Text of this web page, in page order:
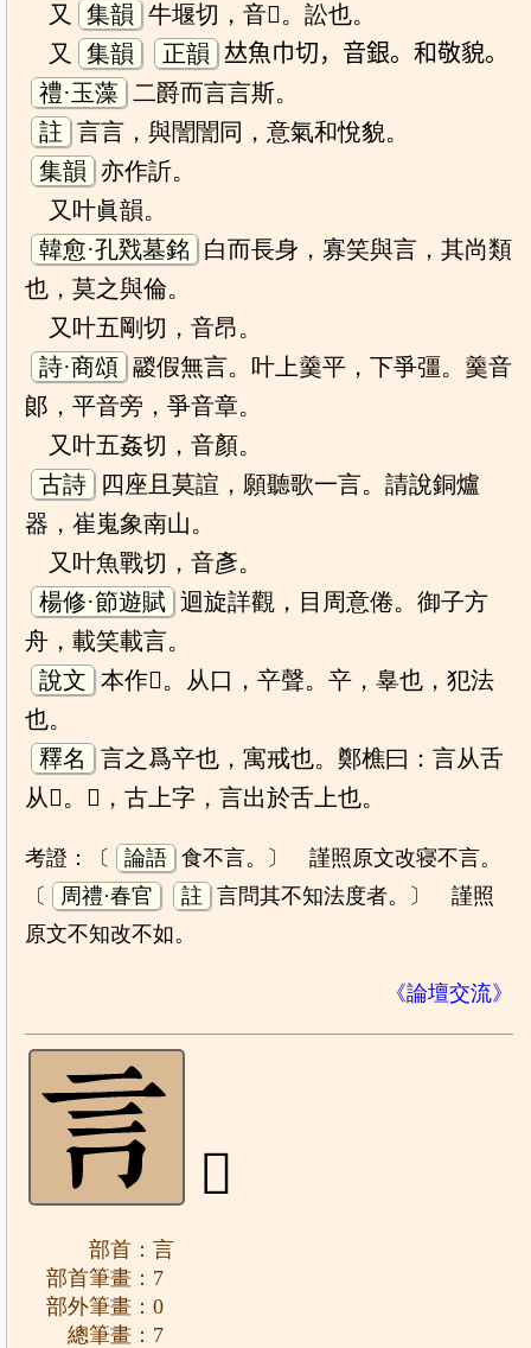
又
集韻 牛堰切，音𤬝。訟也。
又
集韻 正韻
𠀤魚巾切，音銀。和敬貌。
禮·玉藻 二爵而言言斯。
註 言言，與誾誾同，意氣和悅貌。
集韻 亦作訢。
又叶眞韻。
韓愈·孔戣墓銘
白而長身，寡笑與言，其尚類
也，莫之與倫。
又叶五剛切，音昂。
詩·商頌 鬷假無言。叶上羹平，下爭彊。羹音
郞，平音旁，爭音章。
又叶五姦切，音顏。
古詩
四座且莫諠，願聽歌一言。請說銅爐
器，崔嵬象南山。
又叶魚戰切，音彥。
楊修·節遊賦 迴旋詳觀，目周意倦。御子方
舟，載笑載言。
說文 本作𠱫。从口，䇂聲。䇂，辠也，犯法
也。
釋名
言之爲䇂也，寓戒也。鄭樵曰：言从舌
从𠄞。𠄞，古上字，言出於舌上也。
考證：〔 論語 食不言。〕 謹照原文改寝不言。
〔
周禮·春官 註
言問其不知法度者。〕 謹照
原文不知改不如。
《論壇交流》
𧥛
部首：言
部首筆畫：7
部外筆畫：0
總筆畫：7